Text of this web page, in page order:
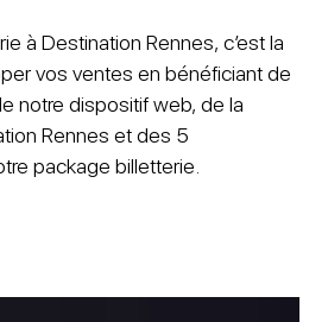
à Destination Rennes, c’est la
vos ventes en bénéficiant de
notre dispositif web, de la
Rennes et des 5
package billetterie.